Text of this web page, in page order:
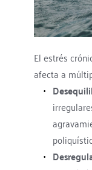
El estrés
afecta a